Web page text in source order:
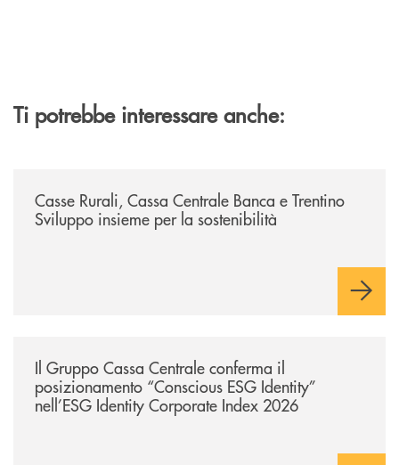
Ti potrebbe interessare anche:
Casse Rurali, Cassa Centrale Banca e Trentino
Sviluppo insieme per la sostenibilità
Il Gruppo Cassa Centrale conferma il
posizionamento “Conscious ESG Identity”
nell’ESG Identity Corporate Index 2026